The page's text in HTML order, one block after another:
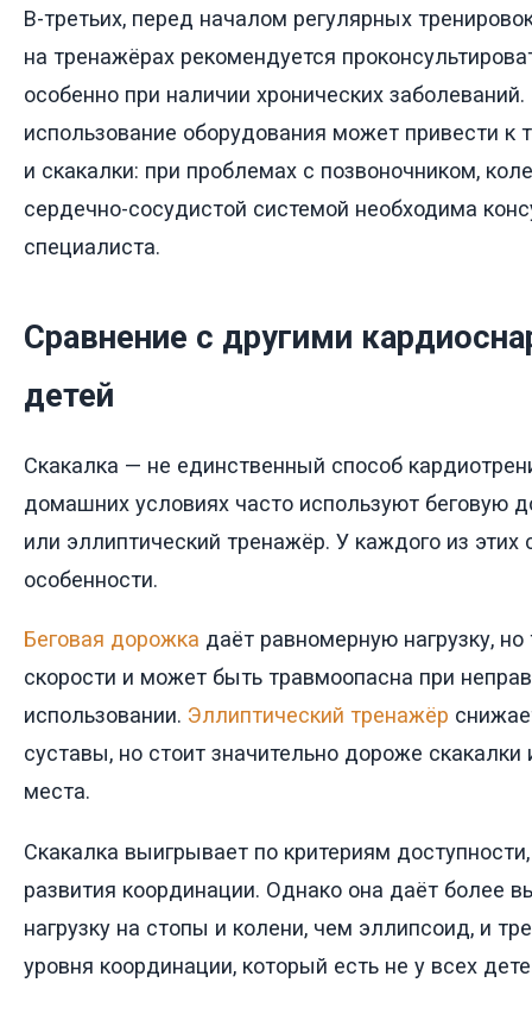
В-третьих, перед началом регулярных
на тренажёрах рекомендуется
особенно при наличии хронических
использование оборудования может привести к
и скакалки: при проблемах с позвоночником,
сердечно-сосудистой системой необходима
специалиста.
Сравнение с другими
детей
Скакалка — не единственный способ
домашних условиях часто используют беговую
или эллиптический тренажёр. У каждого из этих
особенности.
Беговая дорожка даёт равномерную нагрузку, но
скорости и может быть травмоопасна при
использовании. Эллиптический тренажёр
суставы, но стоит значительно дороже скакалки
места.
Скакалка выигрывает по критериям
развития координации. Однако она даёт более
нагрузку на стопы и колени, чем эллипсоид, и
уровня координации, который есть не у всех